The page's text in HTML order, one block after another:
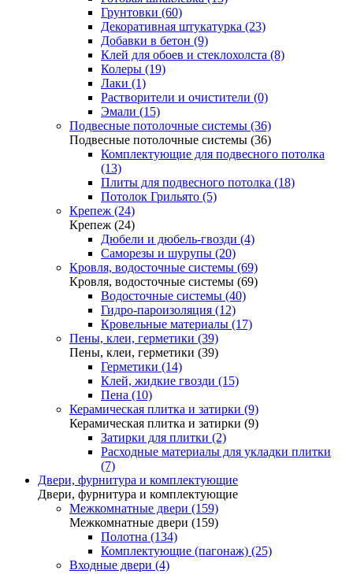
Грунтовки (60)
Декоративная штукатурка (23)
Добавки в бетон (9)
Клей для обоев и стеклохолста (8)
Колеры (19)
Лаки (1)
Растворители и очистители (0)
Эмали (15)
Подвесные потолочные системы (36)
Подвесные потолочные системы (36)
Комплектующие для подвесного потолка
(13)
Плиты для подвесного потолка (18)
Потолок Грильято (5)
Крепеж (24)
Крепеж (24)
Дюбели и дюбель-гвозди (4)
Саморезы и шурупы (20)
Кровля, водосточные системы (69)
Кровля, водосточные системы (69)
Водосточные системы (40)
Гидро-пароизоляция (12)
Кровельные материалы (17)
Пены, клеи, герметики (39)
Пены, клеи, герметики (39)
Герметики (14)
Клей, жидкие гвозди (15)
Пена (10)
Керамическая плитка и затирки (9)
Керамическая плитка и затирки (9)
Затирки для плитки (2)
Расходные материалы для укладки плитки
(7)
Двери, фурнитура и комплектующие
Двери, фурнитура и комплектующие
Межкомнатные двери (159)
Межкомнатные двери (159)
Полотна (134)
Комплектующие (пагонаж) (25)
Входные двери (4)